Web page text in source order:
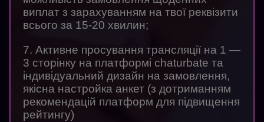
виплат з зарахуванням на твої реквізити
всього за 15-20 хвилин;
7. Активне просування трансляції на 1 —
3 сторінку на платформі chaturbate та
індивідуальний дизайн на замовлення,
якісна настройка анкет (з дотриманням
рекомендацій платформ для підвищення
рейтингу)